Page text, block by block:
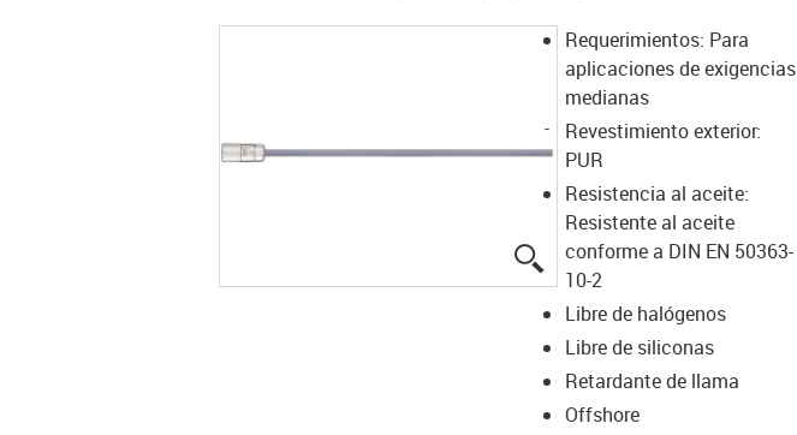
igus-icon-lupe
Requerimientos: Para
aplicaciones de exigencias
medianas
Revestimiento exterior:
PUR
Resistencia al aceite:
Resistente al aceite
conforme a DIN EN 50363-
10-2
Libre de halógenos
Libre de siliconas
Retardante de llama
Offshore